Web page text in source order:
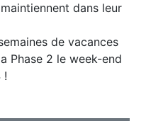
dans leur
de vacances
Phase 2 le week-end
!